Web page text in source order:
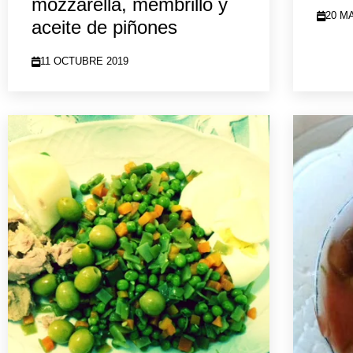
mozzarella, membrillo y
aceite de piñones
11 OCTUBRE 2019
20